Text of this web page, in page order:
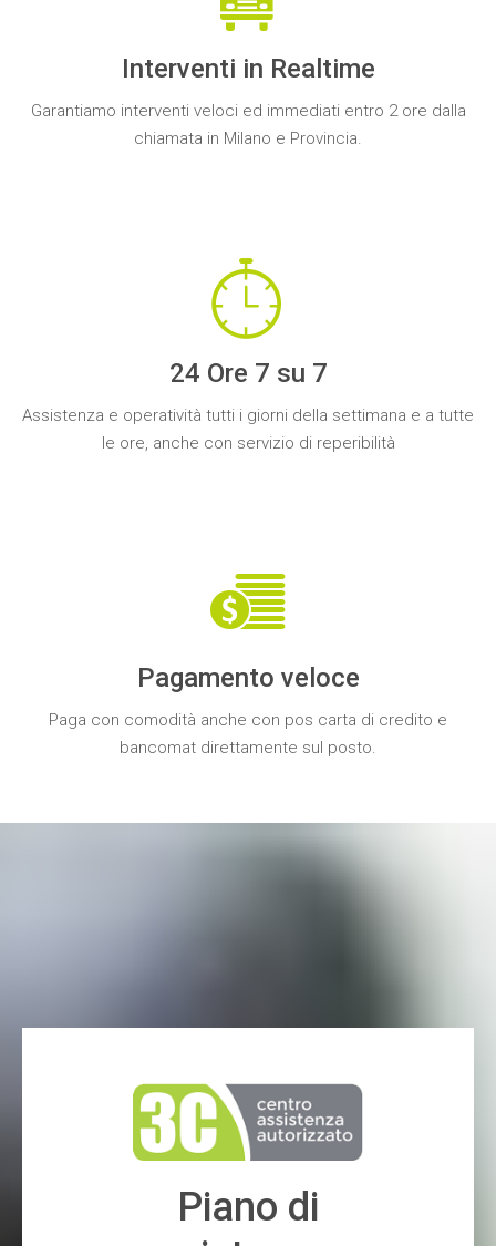
Interventi in Realtime
Garantiamo interventi veloci ed immediati entro 2 ore dalla
chiamata in Milano e Provincia.
24 Ore 7 su 7
Assistenza e operatività tutti i giorni della settimana e a tutte
le ore, anche con servizio di reperibilità
Pagamento veloce
Paga con comodità anche con pos carta di credito e
bancomat direttamente sul posto.
Piano di